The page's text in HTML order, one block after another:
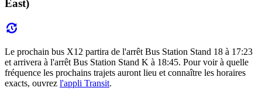
East)
Le prochain bus X12 partira de l'arrêt Bus Station Stand 18 à 17:23
et arrivera à l'arrêt Bus Station Stand K à 18:45. Pour voir à quelle
fréquence les prochains trajets auront lieu et connaître les horaires
exacts, ouvrez l'appli Transit.